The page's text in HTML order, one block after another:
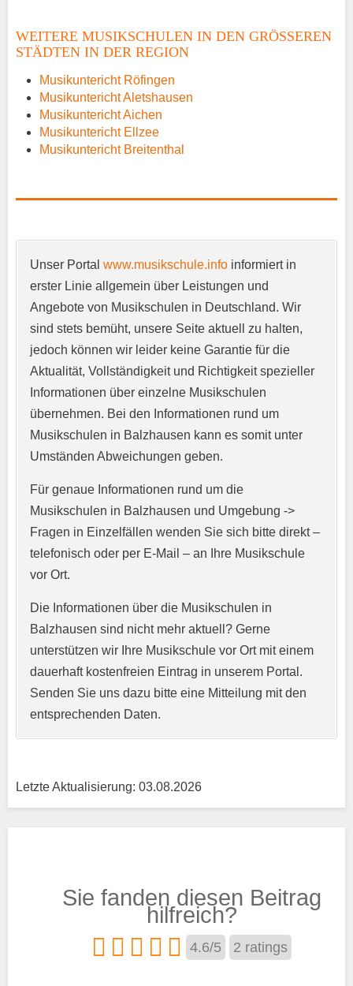
Anschrift
E-Mail-Adresse*
Kurzprofil der Musikschule*
Trägertyp*
WEITERE MUSIKSCHULEN IN DEN GRÖSSEREN S
TÄDTEN IN DER REGION
Musikuntericht Röfingen
Musikuntericht Aletshausen
Musikuntericht Aichen
Musikuntericht Ellzee
Musikuntericht Breitenthal
Unser Portal www.musikschule.info informiert in
erster Linie allgemein über Leistungen und
Angebote von Musikschulen in Deutschland. Wir
sind stets bemüht, unsere Seite aktuell zu halten,
jedoch können wir leider keine Garantie für die
Aktualität, Vollständigkeit und Richtigkeit spezieller
Informationen über einzelne Musikschulen
übernehmen. Bei den Informationen rund um
Musikschulen in Balzhausen kann es somit unter
Umständen Abweichungen geben.
Für genaue Informationen rund um die
Musikschulen in Balzhausen und Umgebung ->
Fragen in Einzelfällen wenden Sie sich bitte direkt –
telefonisch oder per E-Mail – an Ihre Musikschule
vor Ort.
Die Informationen über die Musikschulen in
Balzhausen sind nicht mehr aktuell? Gerne
unterstützen wir Ihre Musikschule vor Ort mit einem
dauerhaft kostenfreien Eintrag in unserem Portal.
Senden Sie uns dazu bitte eine Mitteilung mit den
entsprechenden Daten.
Letzte Aktualisierung: 03.08.2026
Sie fanden diesen Beitrag
hilfreich?
4.6/5 2 ratings